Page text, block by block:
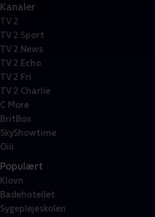
Kanaler
TV 2
TV 2 Sport
TV 2 News
TV 2 Echo
TV 2 Fri
TV 2 Charlie
C More
BritBox
SkyShowtime
Oiii
Populært
Klovn
Badehotellet
Sygeplejeskolen